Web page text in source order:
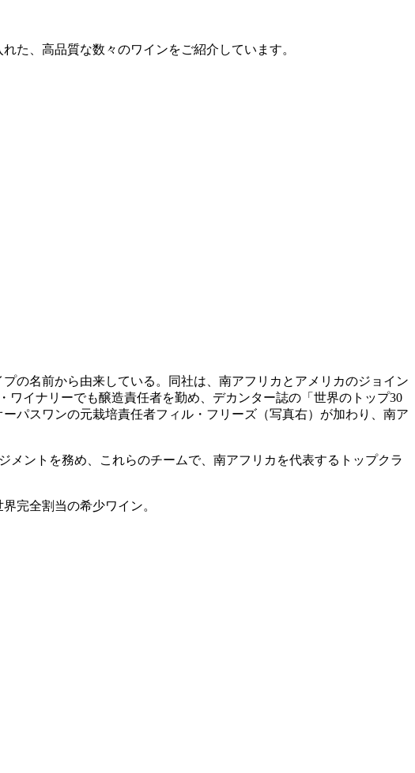
の名前から由来している。同社は、南アフリカとアメリカのジョイン
イナリーでも醸造責任者を勤め、デカンター誌の「世界のトップ30
パスワンの元栽培責任者フィル・フリーズ（写真右）が加わり、南ア
ントを務め、これらのチームで、南アフリカを代表するトップクラ
完全割当の希少ワイン。